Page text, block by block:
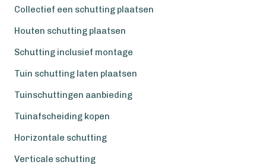
Collectief een schutting plaatsen
Houten schutting plaatsen
Schutting inclusief montage
Tuin schutting laten plaatsen
Tuinschuttingen aanbieding
Tuinafscheiding kopen
Horizontale schutting
Verticale schutting